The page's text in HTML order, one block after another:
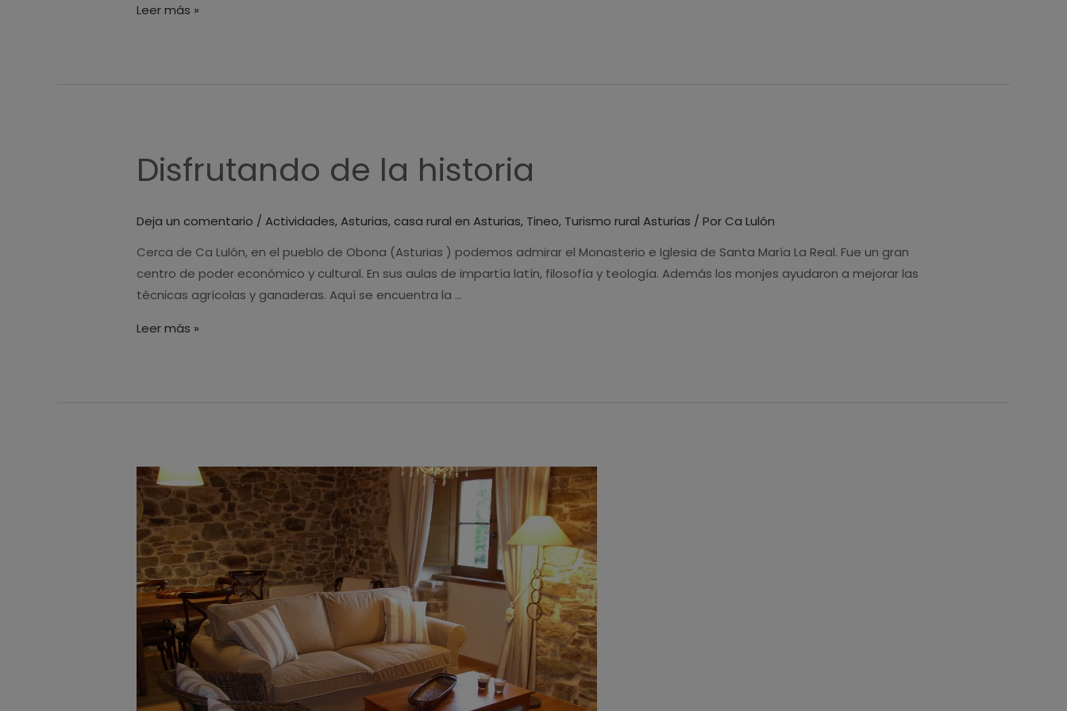
Leer más »
Disfrutando de la historia
Deja un comentario /Actividades,Asturias,casa rural en Asturias, Tineo, Turismo rural Asturias / Por Ca Lulón
Cerca de Ca Lulón, en el pueblo de Obona (Asturias ) podemos admirar el Monasterio e Iglesia de Santa María La Real. Fue un gran
centro de poder económico y cultural. En sus aulas de impartía latín, filosofía y teología. Además los monjes ayudaron a mejorar las
técnicas agrícolas y ganaderas. Aquí se encuentra la …
Disfrutando
de
historia
Leer más »
Turismo
rural
gastronómico
Asturias